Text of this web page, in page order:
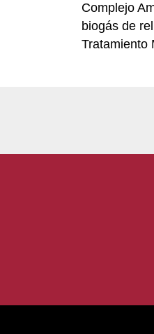
Complejo
biogás de
Tratamiento